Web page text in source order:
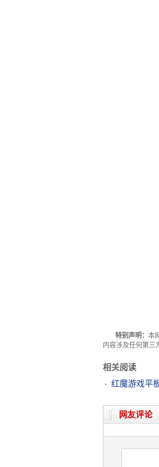
特别声明： 本
内容涉及任何第三
相关阅读
红魔游戏平
网友评论